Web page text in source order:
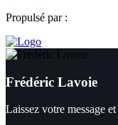
Propulsé par :
Frédéric Lavoie
Laissez votre message